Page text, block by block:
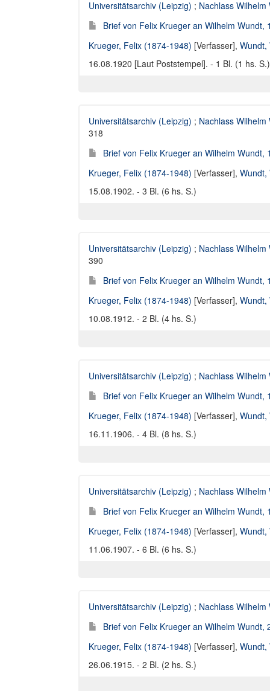
Universitätsarchiv (Leipzig) ; Nachlass Wilhelm
Brief von Felix Krueger an Wilhelm Wundt,
Krueger, Felix (1874-1948) [Verfasser], Wundt,
16.08.1920 [Laut Poststempel]. - 1 Bl. (1 hs. S.)
Universitätsarchiv (Leipzig) ; Nachlass Wilhelm
318
Brief von Felix Krueger an Wilhelm Wundt,
Krueger, Felix (1874-1948) [Verfasser], Wundt,
15.08.1902. - 3 Bl. (6 hs. S.)
Universitätsarchiv (Leipzig) ; Nachlass Wilhelm
390
Brief von Felix Krueger an Wilhelm Wundt,
Krueger, Felix (1874-1948) [Verfasser], Wundt,
10.08.1912. - 2 Bl. (4 hs. S.)
Universitätsarchiv (Leipzig) ; Nachlass Wilhelm
Brief von Felix Krueger an Wilhelm Wundt,
Krueger, Felix (1874-1948) [Verfasser], Wundt,
16.11.1906. - 4 Bl. (8 hs. S.)
Universitätsarchiv (Leipzig) ; Nachlass Wilhelm
Brief von Felix Krueger an Wilhelm Wundt,
Krueger, Felix (1874-1948) [Verfasser], Wundt,
11.06.1907. - 6 Bl. (6 hs. S.)
Universitätsarchiv (Leipzig) ; Nachlass Wilhelm
Brief von Felix Krueger an Wilhelm Wundt,
Krueger, Felix (1874-1948) [Verfasser], Wundt,
26.06.1915. - 2 Bl. (2 hs. S.)